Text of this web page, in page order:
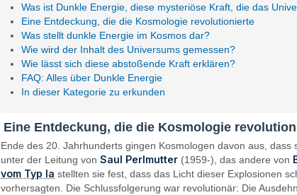
Was ist Dunkle Energie, diese mysteriöse Kraft, die das
Eine Entdeckung, die die Kosmologie revolutionierte
Was stellt dunkle Energie im Kosmos dar?
Wie wird der Inhalt des Universums gemessen?
Wie lässt sich diese abstoßende Kraft erklären?
FAQ: Alles über Dunkle Energie
In dieser Kategorie zu erkunden
Eine Entdeckung, die die Kosmologie
Ende des 20. Jahrhunderts gingen Kosmologen davon aus,
unter der Leitung vonSaul Perlmutter (1959-), das andere von
vom Typ Ia stellten sie fest, dass das Licht dieser Explosionen
vorhersagten. Die Schlussfolgerung war revolutionär: Die